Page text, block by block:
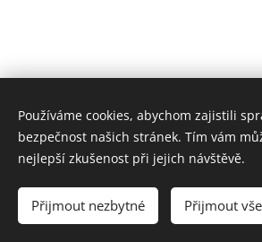
© 2023 Všechna práva
Vytvořeno službouWebnode
Čeština
Používáme cookies, abychom zajistili
bezpečnost našich stránek. Tím vám
nejlepší zkušenost při jejich návštěvě.
Přijmout nezbytné Přijmout vše